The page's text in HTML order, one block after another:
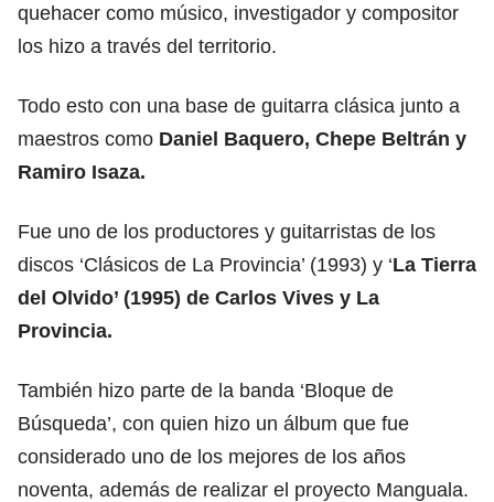
quehacer como músico, investigador y compositor
los hizo a través del territorio.
Todo esto con una base de guitarra clásica junto a
maestros como Daniel Baquero, Chepe Beltrán y
Ramiro Isaza.
Fue uno de los productores y guitarristas de los
discos ‘Clásicos de La Provincia’ (1993) y ‘La Tierra
del Olvido’ (1995) de Carlos Vives y La
Provincia.
También hizo parte de la banda ‘Bloque de
Búsqueda’, con quien hizo un álbum que fue
considerado uno de los mejores de los años
noventa, además de realizar el proyecto Manguala.